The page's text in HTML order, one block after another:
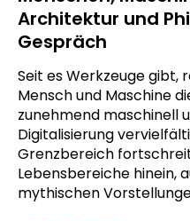
Architektur und
Gespräch
Seit es Werkzeuge gibt,
Mensch und Maschine
zunehmend maschinell
Digitalisierung
Grenzbereich
Lebensbereiche hinein,
mythischen